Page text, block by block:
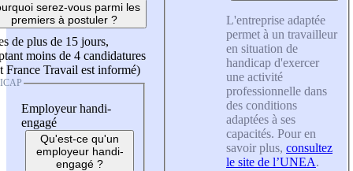
serez-vous parmi les
premiers à postuler ?
de plus de 15 jours,
moins de 4 candidatures
France Travail est informé)
Employeur handi-
engagé
Qu'est-ce qu'un
employeur handi-
engagé ?
L'entreprise adaptée
permet à un travailleur
en situation de
handicap d'exercer
une activité
professionnelle dans
des conditions
adaptées à ses
capacités. Pour en
savoir plus, consultez
le site de l’UNEA.